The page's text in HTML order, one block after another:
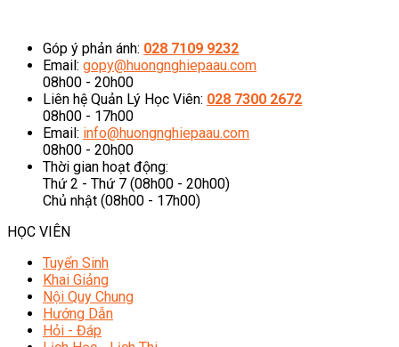
Góp ý phản ánh: 028 7109 9232
Email: gopy@huongnghiepaau.com
08h00 - 20h00
Liên hệ Quản Lý Học Viên: 028 7300 2672
08h00 - 17h00
Email: info@huongnghiepaau.com
08h00 - 20h00
Thời gian hoạt động:
Thứ 2 - Thứ 7 (08h00 - 20h00)
Chủ nhật (08h00 - 17h00)
HỌC VIÊN
Tuyển Sinh
Khai Giảng
Nội Quy Chung
Hướng Dẫn
Hỏi - Đáp